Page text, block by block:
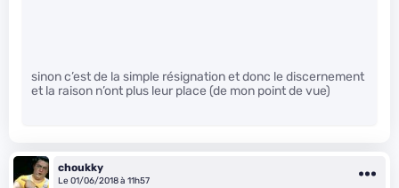
sinon c’est de la simple résignation et donc le discernement
et la raison n’ont plus leur place (de mon point de vue)
choukky
Le 01/06/2018 à 11h57